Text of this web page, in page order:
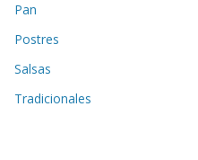
Pan
Postres
Salsas
Tradicionales